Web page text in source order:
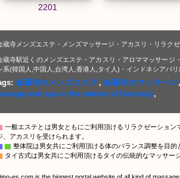
2201
蔵寺メンズエステ・メンズマッサージ・アカスリ・リラク
蔵寺駅近くのメンズエステ・アカスリ・アロママッサー
系(韓国人,中国人,台湾人,香港人,タイ人)・インドネシアバ
金蔵寺のメンズエステ,金蔵寺のマッサージ
and spa in the station of Konzouji,
一般エステとは男女ともにご利用頂けるリラクゼーショ
、アカスリを受けられます。
▇ 整体院は男女共にご利用頂ける体のバランス調整を目的
タイ古式は男女共にご利用頂けるタイの伝統的なマッサー